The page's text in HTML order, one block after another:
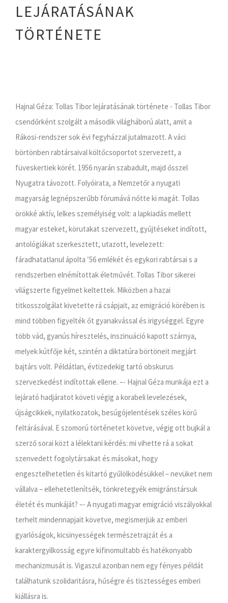
LEJÁRATÁSÁNAK
TÖRTÉNETE
Hajnal Géza: Tollas Tibor lejáratásának története - Tollas Tibor
csendőrként szolgált a második világháború alatt, amit a
Rákosi-rendszer sok évi fegyházzal jutalmazott. A váci
börtönben rabtársaival költőcsoportot szervezett, a
füveskertiek körét. 1956 nyarán szabadult, majd ősszel
Nyugatra távozott. Folyóirata, a Nemzetőr a nyugati
magyarság legnépszerűbb fórumává nőtte ki magát. Tollas
örökké aktív, lelkes személyiség volt: a lapkiadás mellett
magyar esteket, körutakat szervezett, gyűjtéseket indított,
antológiákat szerkesztett, utazott, levelezett:
fáradhatatlanul ápolta ’56 emlékét és egykori rabtársai s a
rendszerben elnémítottak életművét. Tollas Tibor sikerei
világszerte figyelmet keltettek. Miközben a hazai
titkosszolgálat kivetette rá csápjait, az emigráció körében is
mind többen figyelték őt gyanakvással és irigységgel. Egyre
több vád, gyanús híresztelés, inszinuáció kapott szárnya,
melyek kútfője két, szintén a diktatúra börtöneit megjárt
bajtárs volt. Példátlan, évtizedekig tartó obskurus
szervezkedést indítottak ellene. –- Hajnal Géza munkája ezt a
lejárató hadjáratot követi végig a korabeli levelezések,
újságcikkek, nyilatkozatok, besúgójelentések széles körű
feltárásával. E szomorú történetet követve, végig ott bujkál a
szerző sorai közt a lélektani kérdés: mi vihette rá a sokat
szenvedett fogolytársakat és másokat, hogy
engesztelhetetlen és kitartó gyűlölködésükkel – nevüket nem
vállalva – ellehetetlenítsék, tönkretegyék emigránstársuk
életét és munkáját? –- A nyugati magyar emigráció viszályokkal
terhelt mindennapjait követve, megismerjük az emberi
gyarlóságok, kicsinyességek természetrajzát és a
karaktergyilkosság egyre kifinomultabb és hatékonyabb
mechanizmusát is. Vigaszul azonban nem egy fényes példát
találhatunk szolidaritásra, hűségre és tisztességes emberi
kiállásra is.